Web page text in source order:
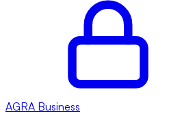
AGRA Business